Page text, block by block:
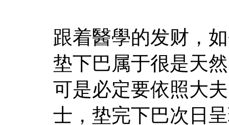
跟着醫學的发财，
垫下巴属于很是天
可是必定要依照大
士，垫完下巴次日